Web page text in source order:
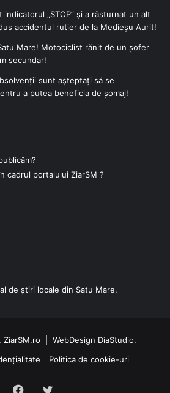
„STOP” și a răsturnat un alt
accidentul rutier de la Medieșu Aurit!
Mare! Motociclist rănit de un șofer
secundar!
sunt așteptați să se
a putea beneficia de șomaj!
cadrul portalului ZiarSM ?
de știri locale din Satu Mare.
ZiarSM.ro | WebDesign DiaStudio.
Politica de cookie-uri
FacebookTwitter